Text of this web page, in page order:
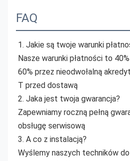
FAQ
1. Jakie są twoje warunki
Nasze warunki płatności to
60% przez nieodwołalną
T przed dostawą
2. Jaka jest twoja gwarancja?
Zapewniamy roczną pełną
obsługę serwisową
3. A co z instalacją?
Wyślemy naszych techników